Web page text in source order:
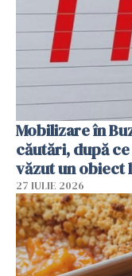
Mobilizare în
căutări, după ce
văzut un obiect
27 IULIE 2026